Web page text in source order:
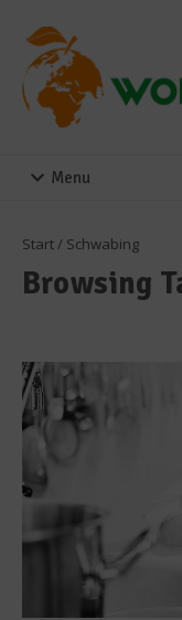
Menu
Start/ Schwabing
Browsing